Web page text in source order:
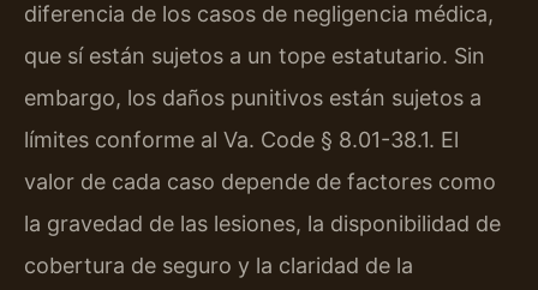
diferencia de los casos de negligencia médica,
que sí están sujetos a un tope estatutario. Sin
embargo, los daños punitivos están sujetos a
límites conforme al Va. Code § 8.01-38.1. El
valor de cada caso depende de factores como
la gravedad de las lesiones, la disponibilidad de
cobertura de seguro y la claridad de la